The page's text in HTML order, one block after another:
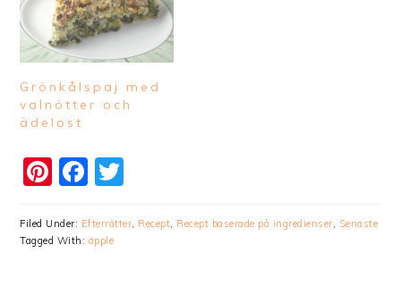
Grönkålspaj med
valnötter och
ädelost
Pinterest
Facebook
Filed Under: Efterrätter, Recept, Recept baserade på ingredienser, Senaste
Tagged With: äpple